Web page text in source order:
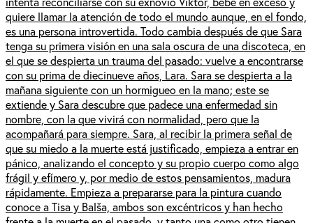
quiere llamar la atención de todo el mundo aunque, en el fondo,
es una persona introvertida. Todo cambia después de que Sara
tenga su primera visión en una sala oscura de una discoteca, en
el que se despierta un trauma del pasado: vuelve a encontrarse
con su prima de diecinueve años, Lara. Sara se despierta a la
mañana siguiente con un hormigueo en la mano; este se
extiende y Sara descubre que padece una enfermedad sin
nombre, con la que vivirá con normalidad, pero que la
acompañará para siempre. Sara, al recibir la primera señal de
que su miedo a la muerte está justificado, empieza a entrar en
pánico, analizando el concepto y su propio cuerpo como algo
frágil y efímero y, por medio de estos pensamientos, madura
rápidamente. Empieza a prepararse para la pintura cuando
conoce a Tisa y Balša, ambos son excéntricos y han hecho